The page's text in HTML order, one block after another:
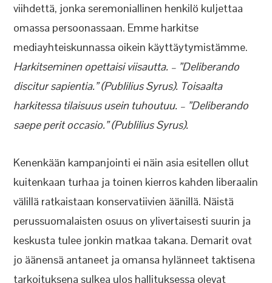
viihdettä, jonka seremoniallinen henkilö kuljettaa
omassa persoonassaan. Emme harkitse
mediayhteiskunnassa oikein käyttäytymistämme.
Harkitseminen opettaisi viisautta. – ”Deliberando
discitur sapientia.” (Publilius Syrus). Toisaalta
harkitessa tilaisuus usein tuhoutuu. – ”Deliberando
saepe perit occasio.” (Publilius Syrus).
Kenenkään kampanjointi ei näin asia esitellen ollut
kuitenkaan turhaa ja toinen kierros kahden liberaalin
välillä ratkaistaan konservatiivien äänillä. Näistä
perussuomalaisten osuus on ylivertaisesti suurin ja
keskusta tulee jonkin matkaa takana. Demarit ovat
jo äänensä antaneet ja omansa hylänneet taktisena
tarkoituksena sulkea ulos hallituksessa olevat